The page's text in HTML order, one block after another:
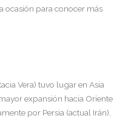
ocasión para conocer más
Vera) tuvo lugar en Asia
expansión hacia Oriente
por Persia (actual Irán),